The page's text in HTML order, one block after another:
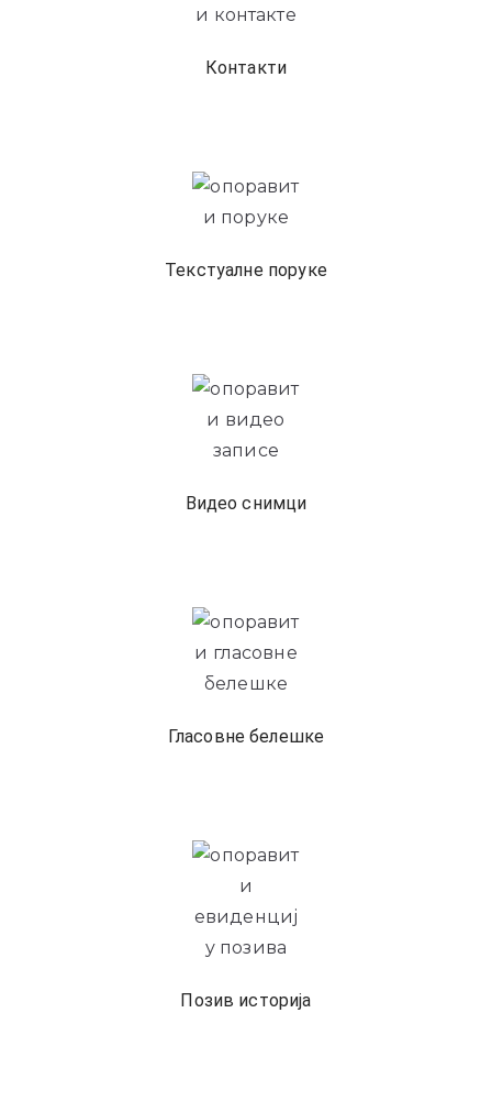
Контакти
Текстуалне поруке
Видео снимци
Гласовне белешке
Позив историја